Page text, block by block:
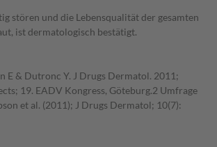
stören und die Lebensqualität der gesamten
ist dermatologisch bestätigt.
E & Dutronc Y. J Drugs Dermatol. 2011;
19. EADV Kongress, Göteburg.2 Umfrage
et al. (2011); J Drugs Dermatol; 10(7):